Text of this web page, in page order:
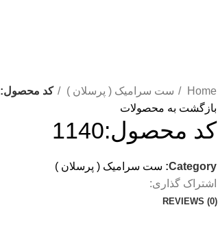
Home ست سرامیک ( پرسلان )
کد محصول:1140
بازگشت به محصولات
کد محصول:1140
Category: ست سرامیک ( پرسلان )
اشتراک گذاری:
REVIEWS (0)